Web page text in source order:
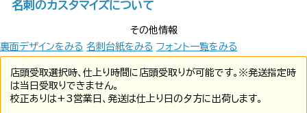
名刺のカスタマイズについて
その他情報
裏面デザインをみる 名刺台紙をみる フォント一覧をみる
店頭受取選択時、仕上り時間に店頭受取りが可能です。※発送指定時
は当日受取りできません。
校正ありは+3営業日、発送は仕上り日の夕方に出荷します。